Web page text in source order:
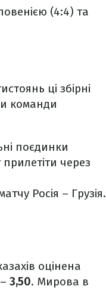
(4:4) та
ці збірні
команди
поєдинки
через
Росія – Грузія.
оцінена
3,50. Мирова в